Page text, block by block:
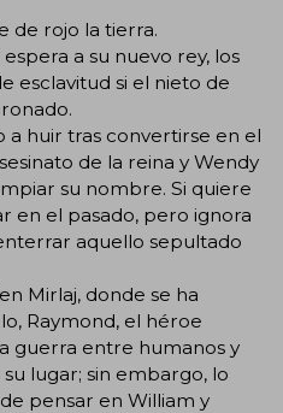
de rojo la tierra.
a su nuevo rey, los
esclavitud si el nieto de
a huir tras convertirse en el
de la reina y Wendy
su nombre. Si quiere
en el pasado, pero ignora
aquello sepultado
Mirlaj, donde se ha
Raymond, el héroe
guerra entre humanos y
lugar; sin embargo, lo
pensar en William y